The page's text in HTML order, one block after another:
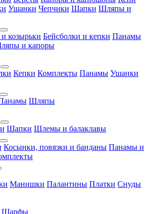
Ушанки Чепчики Шапки Шляпы и
козырьки Бейсболки и кепки Панамы
и капоры
Кепки Комплекты Панамы Ушанки
Шляпы
Шапки Шлемы и балаклавы
Косынки, повязки и банданы Панамы и
Манишки Палантины Платки Снуды
Шарфы